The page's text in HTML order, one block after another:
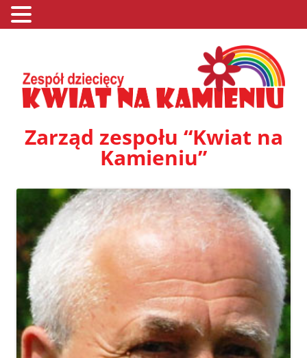
Zarząd zespołu “Kwiat na
Kamieniu”